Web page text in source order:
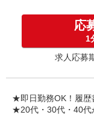
入社祝い金
お友達を紹
インセンテ
゜・。○。・
応
1
求人応募
★即日勤務OK！履
★20代・30代・40代